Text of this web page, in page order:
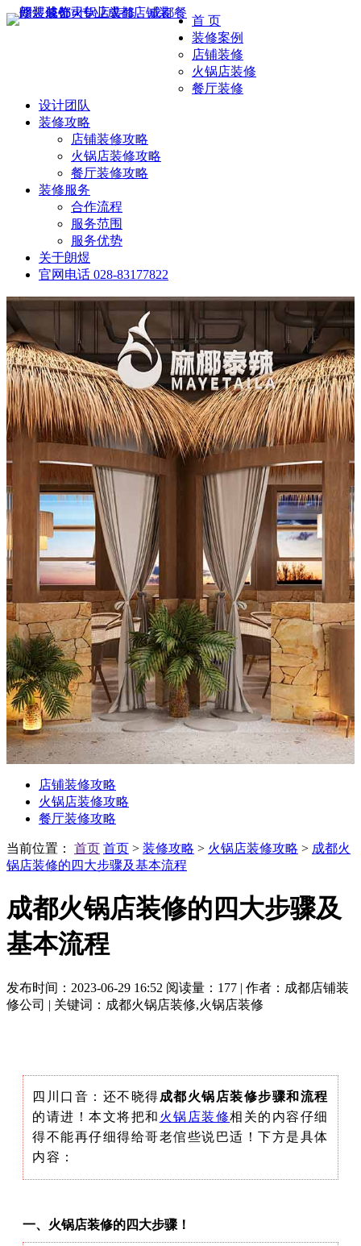
首 页
装修案例
店铺装修
火锅店装修
餐厅装修
设计团队
装修攻略
店铺装修攻略
火锅店装修攻略
餐厅装修攻略
装修服务
合作流程
服务范围
服务优势
关于朗煜
官网电话 028-83177822
店铺装修攻略
火锅店装修攻略
餐厅装修攻略
当前位置： 首页 首页 > 装修攻略 > 火锅店装修攻略 > 成都火
锅店装修的四大步骤及基本流程
成都火锅店装修的四大步骤及
基本流程
发布时间：2023-06-29 16:52 阅读量：177 | 作者：成都店铺装
修公司 | 关键词：成都火锅店装修,火锅店装修
四川口音：还不晓得成都火锅店装修步骤和流程
的请进！本文将把和 火锅店装修相关的内容仔细
得不能再仔细得给哥老倌些说巴适！下方是具体
内容：
一、火锅店装修的四大步骤！